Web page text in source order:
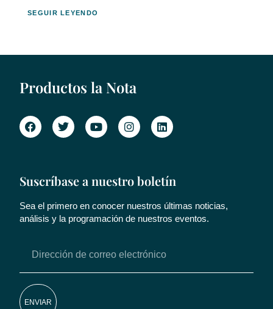
SEGUIR LEYENDO
Productos la Nota
Suscríbase a nuestro boletín
Sea el primero en conocer nuestros últimas noticias,
análisis y la programación de nuestros eventos.
ENVIAR